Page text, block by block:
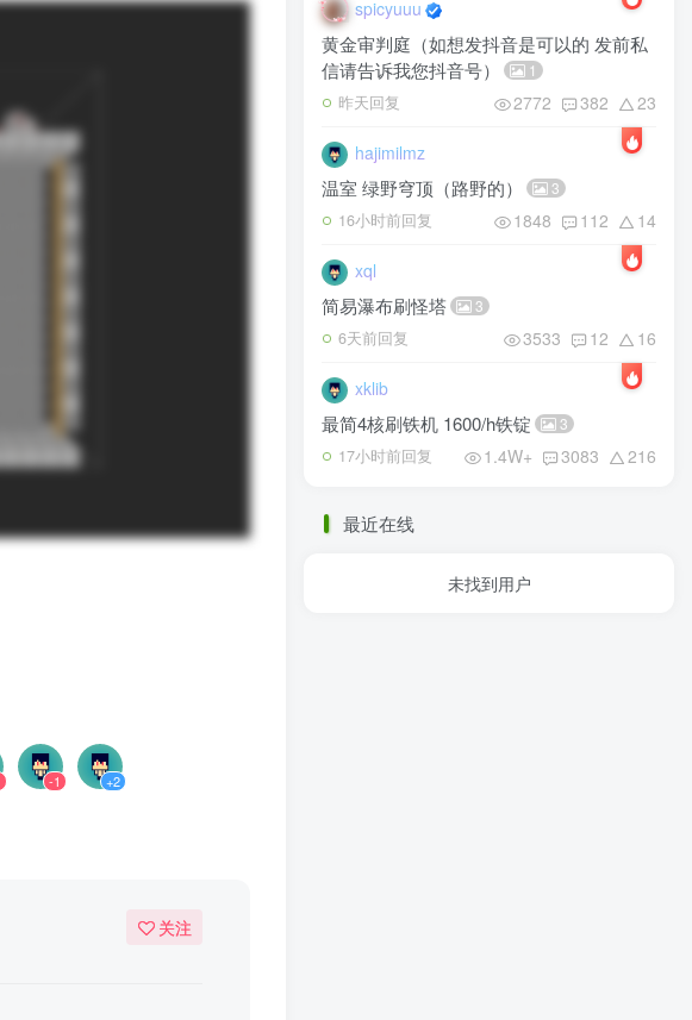
-1 +2
关注
spicyuuu
黄金审判庭（如想发抖音是可以的 发前私
信请告诉我您抖音号）
1
昨天回复 2772 382 23
hajimilmz
温室 绿野穹顶（路野的） 3
16小时前回复 1848 112 14
xql
简易瀑布刷怪塔 3
6天前回复 3533 12 16
xklib
最简4核刷铁机 1600/h铁锭 3
17小时前回复 1.4W+ 3083 216
最近在线
未找到用户